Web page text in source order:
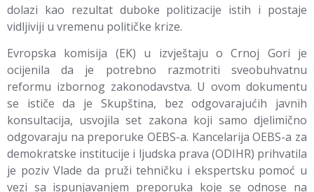
dolazi kao rezultat duboke politizacije istih i postaje
vidljiviji u vremenu političke krize.
Evropska komisija (EK) u izvještaju o Crnoj Gori je
ocijenila da je potrebno razmotriti sveobuhvatnu
reformu izbornog zakonodavstva. U ovom dokumentu
se ističe da je Skupština, bez odgovarajućih javnih
konsultacija, usvojila set zakona koji samo djelimično
odgovaraju na preporuke OEBS-a. Kancelarija OEBS-a za
demokratske institucije i ljudska prava (ODIHR) prihvatila
je poziv Vlade da pruži tehničku i ekspertsku pomoć u
vezi sa ispunjavanjem preporuka koje se odnose na